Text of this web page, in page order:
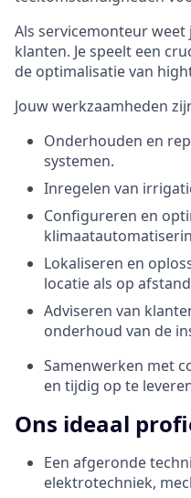
Als servicemonteur
klanten. Je speelt een
de optimalisatie van
Jouw werkzaamheden
Onderhouden en
systemen.
Inregelen van
Configureren en
Lokaliseren en
locatie als op
Adviseren van
onderhoud van de
Samenwerken met
en tijdig op te
Ons ideaal
Een afgeronde
elektrotechniek,